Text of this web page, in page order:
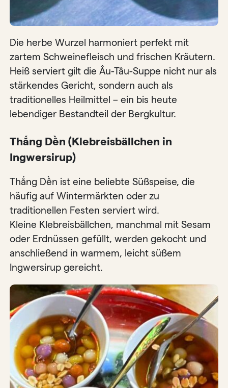
Die herbe Wurzel harmoniert perfekt mit
zartem Schweinefleisch und frischen Kräutern.
Heiß serviert gilt die Âu-Tâu-Suppe nicht nur als
stärkendes Gericht, sondern auch als
traditionelles Heilmittel – ein bis heute
lebendiger Bestandteil der Bergkultur.
Thắng Dền (Klebreisbällchen in
Ingwersirup)
Thắng Dền ist eine beliebte Süßspeise, die
häufig auf Wintermärkten oder zu
traditionellen Festen serviert wird.
Kleine Klebreisbällchen, manchmal mit Sesam
oder Erdnüssen gefüllt, werden gekocht und
anschließend in warmem, leicht süßem
Ingwersirup gereicht.